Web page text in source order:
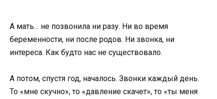
А мать… не позвонила ни разу. Ни во время
беременности, ни после родов. Ни звонка, ни
интереса. Как будто нас не существовало.
А потом, спустя год, началось. Звонки каждый день.
То «мне скучно», то «давление скачет», то «ты меня